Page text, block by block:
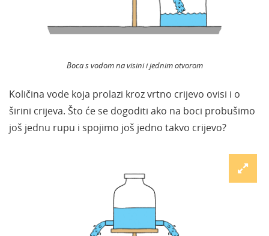
Boca s vodom na visini i jednim otvorom
Količina vode koja prolazi kroz vrtno crijevo ovisi i o
širini crijeva. Što će se dogoditi ako na boci probušimo
još jednu rupu i spojimo još jedno takvo crijevo?